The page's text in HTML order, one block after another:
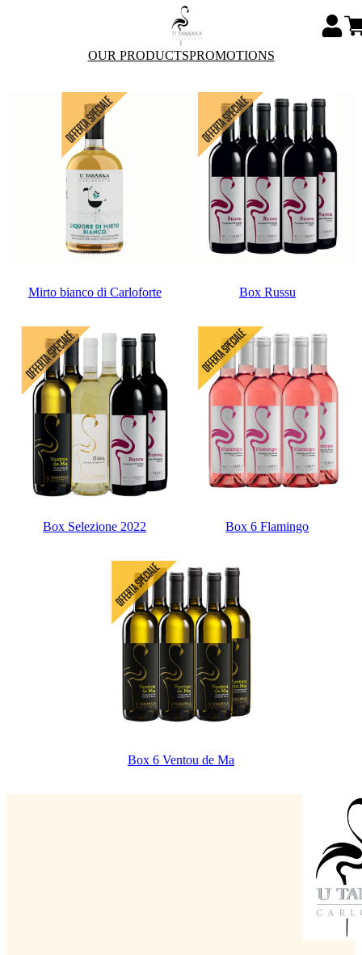
OUR PRODUCTSPROMOTIONS
Mirto bianco di Carloforte Box Russu
Box Selezione 2022 Box 6 Flamingo
Box 6 Ventou de Ma